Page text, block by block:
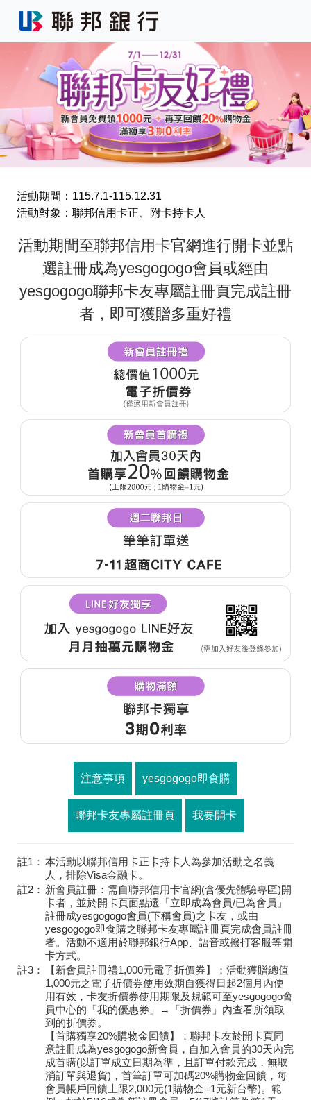
活動期間：115.7.1-115.12.31
活動對象：聯邦信用卡正、附卡持卡人
活動期間至聯邦信用卡官網進行開卡並點
選註冊成為yesgogogo會員或經由
yesgogogo聯邦卡友專屬註冊頁完成註冊
者，即可獲贈多重好禮
注意事項 yesgogogo即食購
聯邦卡友專屬註冊頁 我要開卡
註1： 本活動以聯邦信用卡正卡持卡人為參加活動之名義
人，排除Visa金融卡。
註2： 新會員註冊：需自聯邦信用卡官網(含優先體驗專區)開
卡者，並於開卡頁面點選「立即成為會員/已為會員」
註冊成yesgogogo會員(下稱會員)之卡友，或由
yesgogogo即食購之聯邦卡友專屬註冊頁完成會員註冊
者。活動不適用於聯邦銀行App、語音或撥打客服等開
卡方式。
註3：
【新會員註冊禮1,000元電子折價券】：活動獲贈總值
1,000元之電子折價券使用效期自獲得日起2個月內使
用有效，卡友折價券使用期限及規範可至yesgogogo會
員中心的「我的優惠券」→「折價券」內查看所領取
到的折價券。
【首購獨享20%購物金回饋】：聯邦卡友於開卡頁同
意註冊成為yesgogogo新會員，自加入會員的30天內完
成首購(以訂單成立日期為準，且訂單付款完成，無取
消訂單與退貨)，首筆訂單可加碼20%購物金回饋，每
會員帳戶回饋上限2,000元(1購物金=1元新台幣)。範